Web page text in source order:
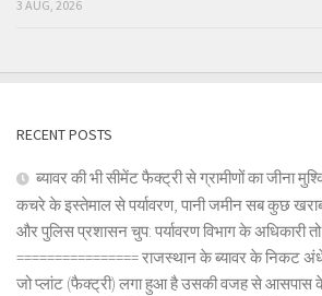
3 AUG, 2026
RECENT POSTS
ब्यावर की भी सीमेंट फैक्ट्री से ग्रामीणों का जीना
कचरे के इस्तेमाल से पर्यावरण, पानी जमीन सब कुछ खराब
और पुलिस प्रशासन चुप: पर्यावरण विभाग के अधिकारी
================ राजस्थान के ब्यावर के निकट
जो प्लांट (फैक्ट्री) लगा हुआ है उसकी वजह से आसपास के